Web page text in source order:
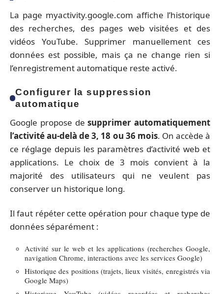
La page myactivity.google.com affiche l’historique
des recherches, des pages web visitées et des
vidéos YouTube. Supprimer manuellement ces
données est possible, mais ça ne change rien si
l’enregistrement automatique reste activé.
Configurer la suppression
automatique
Google propose desupprimer automatiquement
l’activité au-delà de 3, 18 ou 36 mois. On accède à
ce réglage depuis les paramètres d’activité web et
applications. Le choix de 3 mois convient à la
majorité des utilisateurs qui ne veulent pas
conserver un historique long.
Il faut répéter cette opération pour chaque type de
données séparément :
Activité sur le web et les applications (recherches Google,
navigation Chrome, interactions avec les services Google)
Historique des positions (trajets, lieux visités, enregistrés via
Google Maps)